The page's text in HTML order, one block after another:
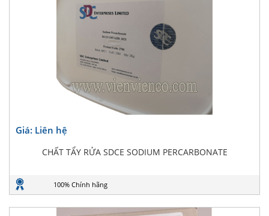
Giá: Liên hệ
CHẤT TẨY RỬA SDCE SODIUM PERCARBONATE
100% Chính hãng